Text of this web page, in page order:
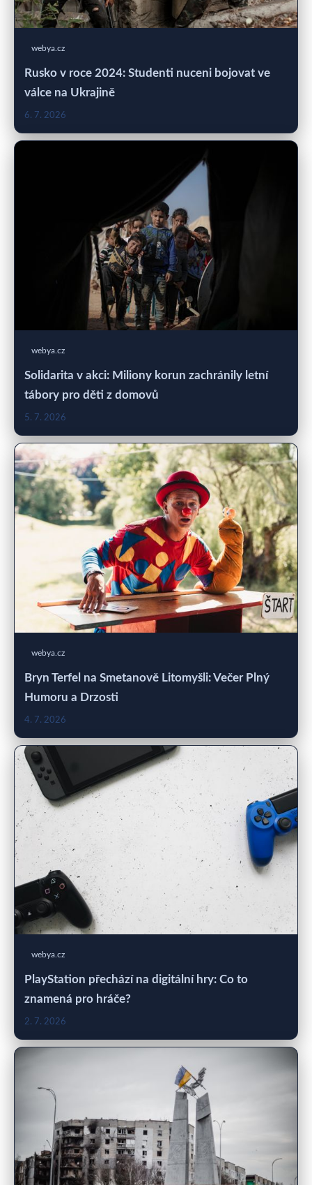
webya.cz
Rusko v roce 2024: Studenti nuceni bojovat ve
válce na Ukrajině
6. 7. 2026
webya.cz
Solidarita v akci: Miliony korun zachránily letní
tábory pro děti z domovů
5. 7. 2026
webya.cz
Bryn Terfel na Smetanově Litomyšli: Večer Plný
Humoru a Drzosti
4. 7. 2026
webya.cz
PlayStation přechází na digitální hry: Co to
znamená pro hráče?
2. 7. 2026